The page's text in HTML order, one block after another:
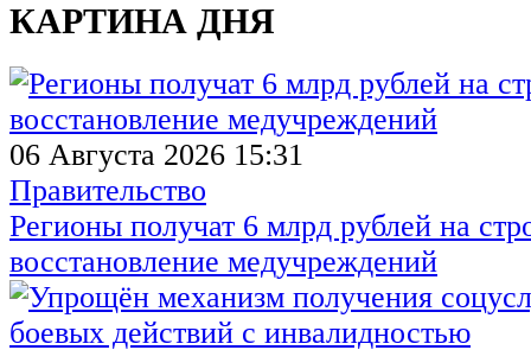
КАРТИНА ДНЯ
06 Августа 2026 15:31
Правительство
Регионы получат 6 млрд рублей на
восстановление медучреждений